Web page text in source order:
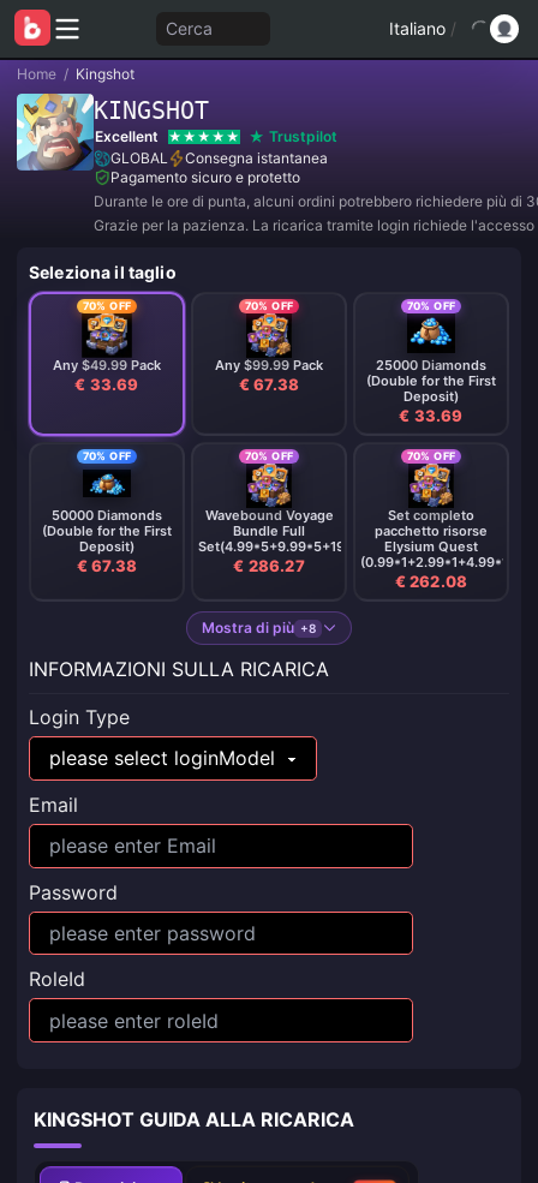
Cerca Italiano /
Home / Kingshot
KINGSHOT
Excellent
Trustpilot
GLOBAL
Consegna istantanea
Pagamento sicuro e protetto
Durante le ore di punta, alcuni ordini potrebbero richiedere più di
Grazie per la pazienza. La ricarica tramite login richiede
codice di verifica Google o Facebook dopo il pagamento.
Seleziona il taglio
70% OFF
Any $49.99 Pack
€ 33.69
70% OFF
Any $99.99 Pack
€ 67.38
70% OFF
25000 Diamonds
(Double for the First
Deposit)
€ 33.69
70% OFF
50000 Diamonds
(Double for the First
Deposit)
€ 67.38
70% OFF
Wavebound Voyage
Bundle Full
Set(4.99*5+9.99*5+19.99*5+49.99*5)
€ 286.27
70% OFF
Set completo
pacchetto risorse
Elysium Quest
€ 262.08
Mostra di più +8
INFORMAZIONI SULLA RICARICA
Login Type
Email
Password
RoleId
KINGSHOT GUIDA ALLA RICARICA